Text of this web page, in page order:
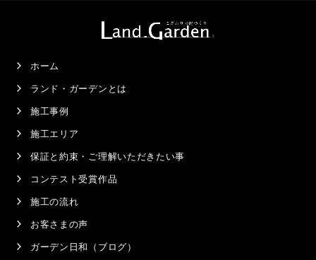
ホーム
ランド・ガーデンとは
施工事例
施工エリア
保証と約束・ご理解いただきたい事
コンテスト受賞作品
施工の流れ
お客さまの声
ガーデン日和（ブログ）